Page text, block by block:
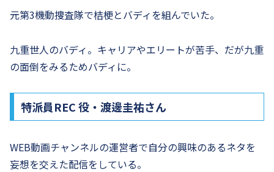
元第3機動捜査隊で桔梗とバディを組んでいた。
九重世人のバディ。キャリアやエリートが苦手、だが九重
の面倒をみるためバディに。
特派員REC 役・渡邊圭祐さん
WEB動画チャンネルの運営者で自分の興味のあるネタを
妄想を交えた配信をしている。